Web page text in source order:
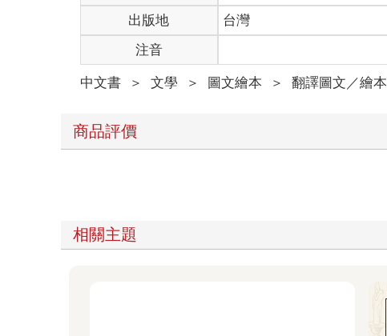
出版地 台灣
注音
中文書 ＞ 文學 ＞ 圖文繪本 ＞ 翻譯圖文／繪本
商品評價
相關主題